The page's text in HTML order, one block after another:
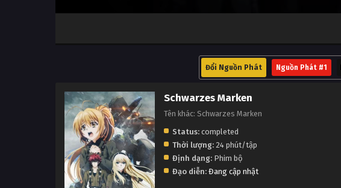
Đổi Nguồn Phát Nguồn Phát #1
Schwarzes Marken
Tên khác: Schwarzes Marken
Status: completed
Thời lượng: 24 phút/tập
Định dạng: Phim bộ
Đạo diễn: Đang cập nhật